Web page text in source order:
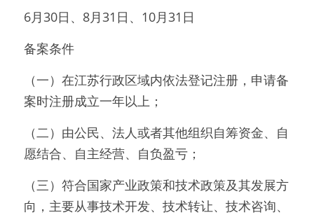
6月30日、8月31日、10月31日
备案条件
（一）在江苏行政区域内依法登记注册，申请备
案时注册成立一年以上；
（二）由公民、法人或者其他组织自筹资金、自
愿结合、自主经营、自负盈亏；
（三）符合国家产业政策和技术政策及其发展方
向，主要从事技术开发、技术转让、技术咨询、